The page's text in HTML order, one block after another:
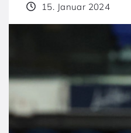
15. Januar 2024